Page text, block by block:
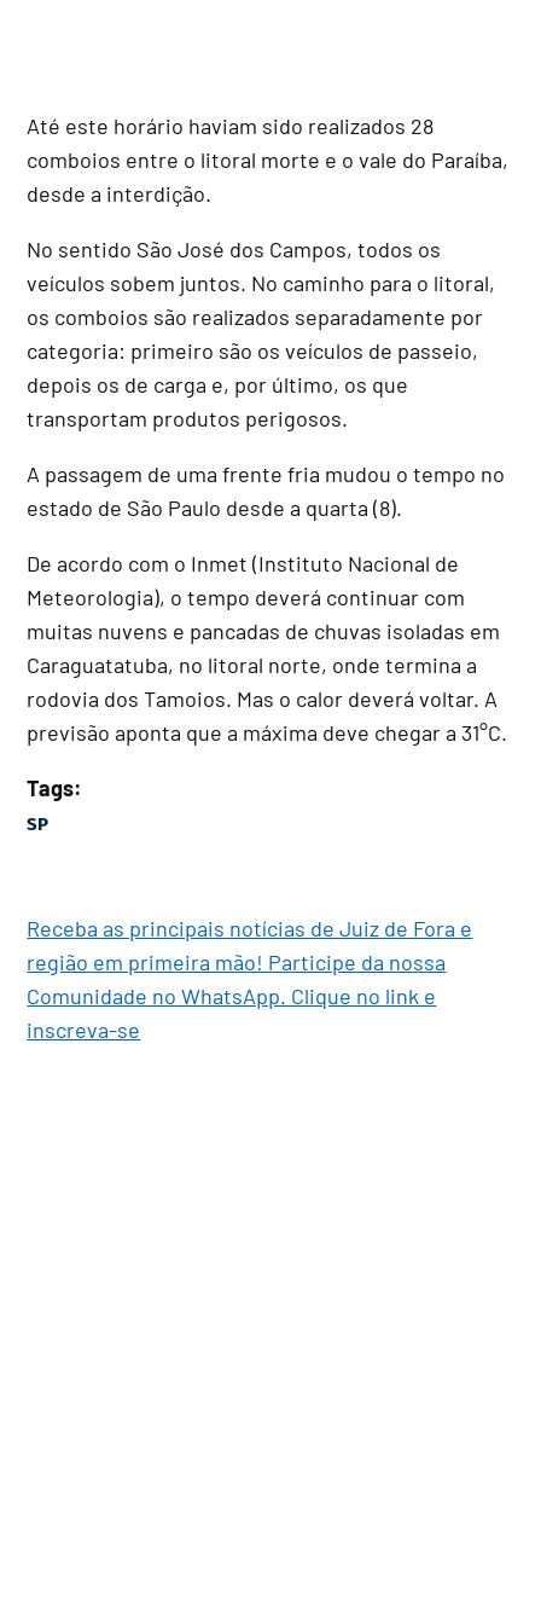
Até este horário haviam sido realizados 28
comboios entre o litoral morte e o vale do Paraíba,
desde a interdição.
No sentido São José dos Campos, todos os
veículos sobem juntos. No caminho para o litoral,
os comboios são realizados separadamente por
categoria: primeiro são os veículos de passeio,
depois os de carga e, por último, os que
transportam produtos perigosos.
A passagem de uma frente fria mudou o tempo no
estado de São Paulo desde a quarta (8).
De acordo com o Inmet (Instituto Nacional de
Meteorologia), o tempo deverá continuar com
muitas nuvens e pancadas de chuvas isoladas em
Caraguatatuba, no litoral norte, onde termina a
rodovia dos Tamoios. Mas o calor deverá voltar. A
previsão aponta que a máxima deve chegar a 31°C.
Tags:
SP
Receba as principais notícias de Juiz de Fora e
região em primeira mão! Participe da nossa
Comunidade no WhatsApp. Clique no link e
inscreva-se